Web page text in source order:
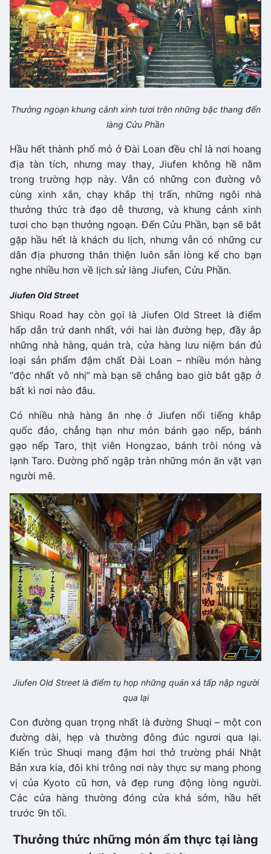
Thưởng ngoạn khung cảnh xinh tươi trên những bậc thang đến
làng Cửu Phần
Hầu hết thành phố mỏ ở Đài Loan đều chỉ là nơi hoang
địa tàn tích, nhưng may thay, Jiufen không hề nằm
trong trường hợp này. Vẫn có những con đường vô
cùng xinh xắn, chạy khắp thị trấn, những ngôi nhà
thưởng thức trà đạo dễ thương, và khung cảnh xinh
tươi cho bạn thưởng ngoạn. Đến Cửu Phần, bạn sẽ bắt
gặp hầu hết là khách du lịch, nhưng vẫn có những cư
dân địa phương thân thiện luôn sẵn lòng kể cho bạn
nghe nhiều hơn về lịch sử làng Jiufen, Cửu Phần.
Jiufen Old Street
Shiqu Road hay còn gọi là Jiufen Old Street là điểm
hấp dẫn trứ danh nhất, với hai làn đường hẹp, đầy ắp
những nhà hàng, quán trà, cửa hàng lưu niệm bán đủ
loại sản phẩm đậm chất Đài Loan – nhiều món hàng
“độc nhất vô nhị” mà bạn sẽ chẳng bao giờ bắt gặp ở
bất kì nơi nào đâu.
Có nhiều nhà hàng ăn nhẹ ở Jiufen nổi tiếng khắp
quốc đảo, chẳng hạn như món bánh gạo nếp, bánh
gạo nếp Taro, thịt viên Hongzao, bánh trôi nóng và
lạnh Taro. Đường phố ngập tràn những món ăn vặt vạn
người mê.
Jiufen Old Street là điểm tụ họp những quán xá tấp nập người
qua lại
Con đường quan trọng nhất là đường Shuqi – một con
đường dài, hẹp và thường đông đúc ngươi qua lại.
Kiến trúc Shuqi mang đậm hơi thở trường phái Nhật
Bản xưa kia, đôi khi trông nơi này thực sự mang phong
vị của Kyoto cũ hơn, và đẹp rung động lòng người.
Các cửa hàng thường đóng cửa khá sớm, hầu hết
trước 9h tối.
Thưởng thức những món ẩm thực tại làng